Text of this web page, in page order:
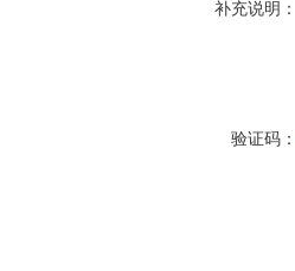
补充说明：
验证码：